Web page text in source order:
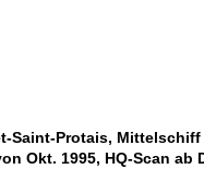
Saint-Protais,
Okt. 1995, HQ-Scan ab